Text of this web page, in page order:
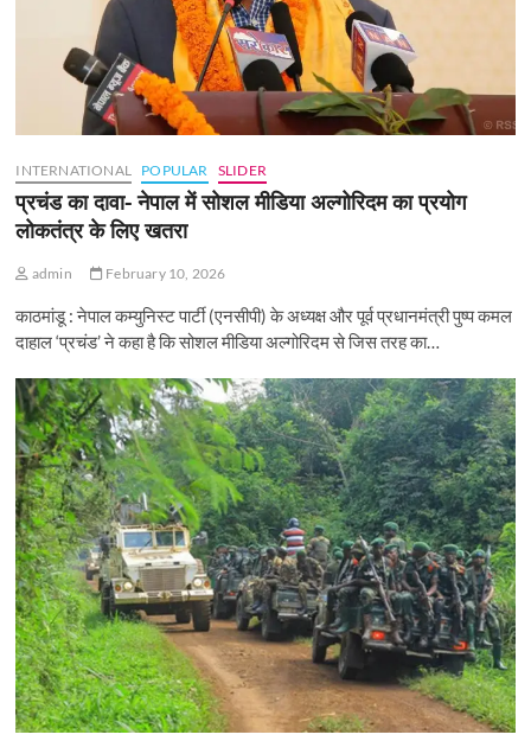
INTERNATIONAL POPULAR SLIDER
प्रचंड का दावा- नेपाल में सोशल मीडिया अल्गोरिदम का प्रयोग
लोकतंत्र के लिए खतरा
admin February 10, 2026
काठमांडू : नेपाल कम्युनिस्ट पार्टी (एनसीपी) के अध्यक्ष और पूर्व प्रधानमंत्री पुष्प कमल
दाहाल ‘प्रचंड’ ने कहा है कि सोशल मीडिया अल्गोरिदम से जिस तरह का…